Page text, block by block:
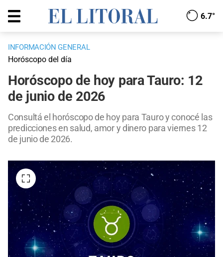
6.7°
INFORMACIÓN GENERAL
Horóscopo del día
Horóscopo de hoy para Tauro: 12
de junio de 2026
Consultá el horóscopo de hoy para Tauro y conocé las
predicciones en salud, amor y dinero para viernes 12
de junio de 2026.